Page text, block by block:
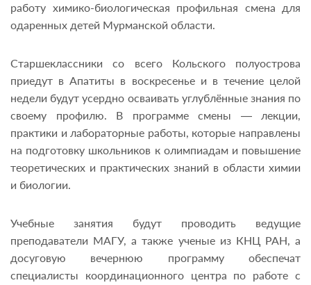
работу химико-биологическая профильная смена для
одаренных детей Мурманской области.
Старшеклассники со всего Кольского полуострова
приедут в Апатиты в воскресенье и в течение целой
недели будут усердно осваивать углублённые знания по
своему профилю. В программе смены — лекции,
практики и лабораторные работы, которые направлены
на подготовку школьников к олимпиадам и повышение
теоретических и практических знаний в области химии
и биологии.
Учебные занятия будут проводить ведущие
преподаватели МАГУ, а также ученые из КНЦ РАН, а
досуговую вечернюю программу обеспечат
специалисты координационного центра по работе с